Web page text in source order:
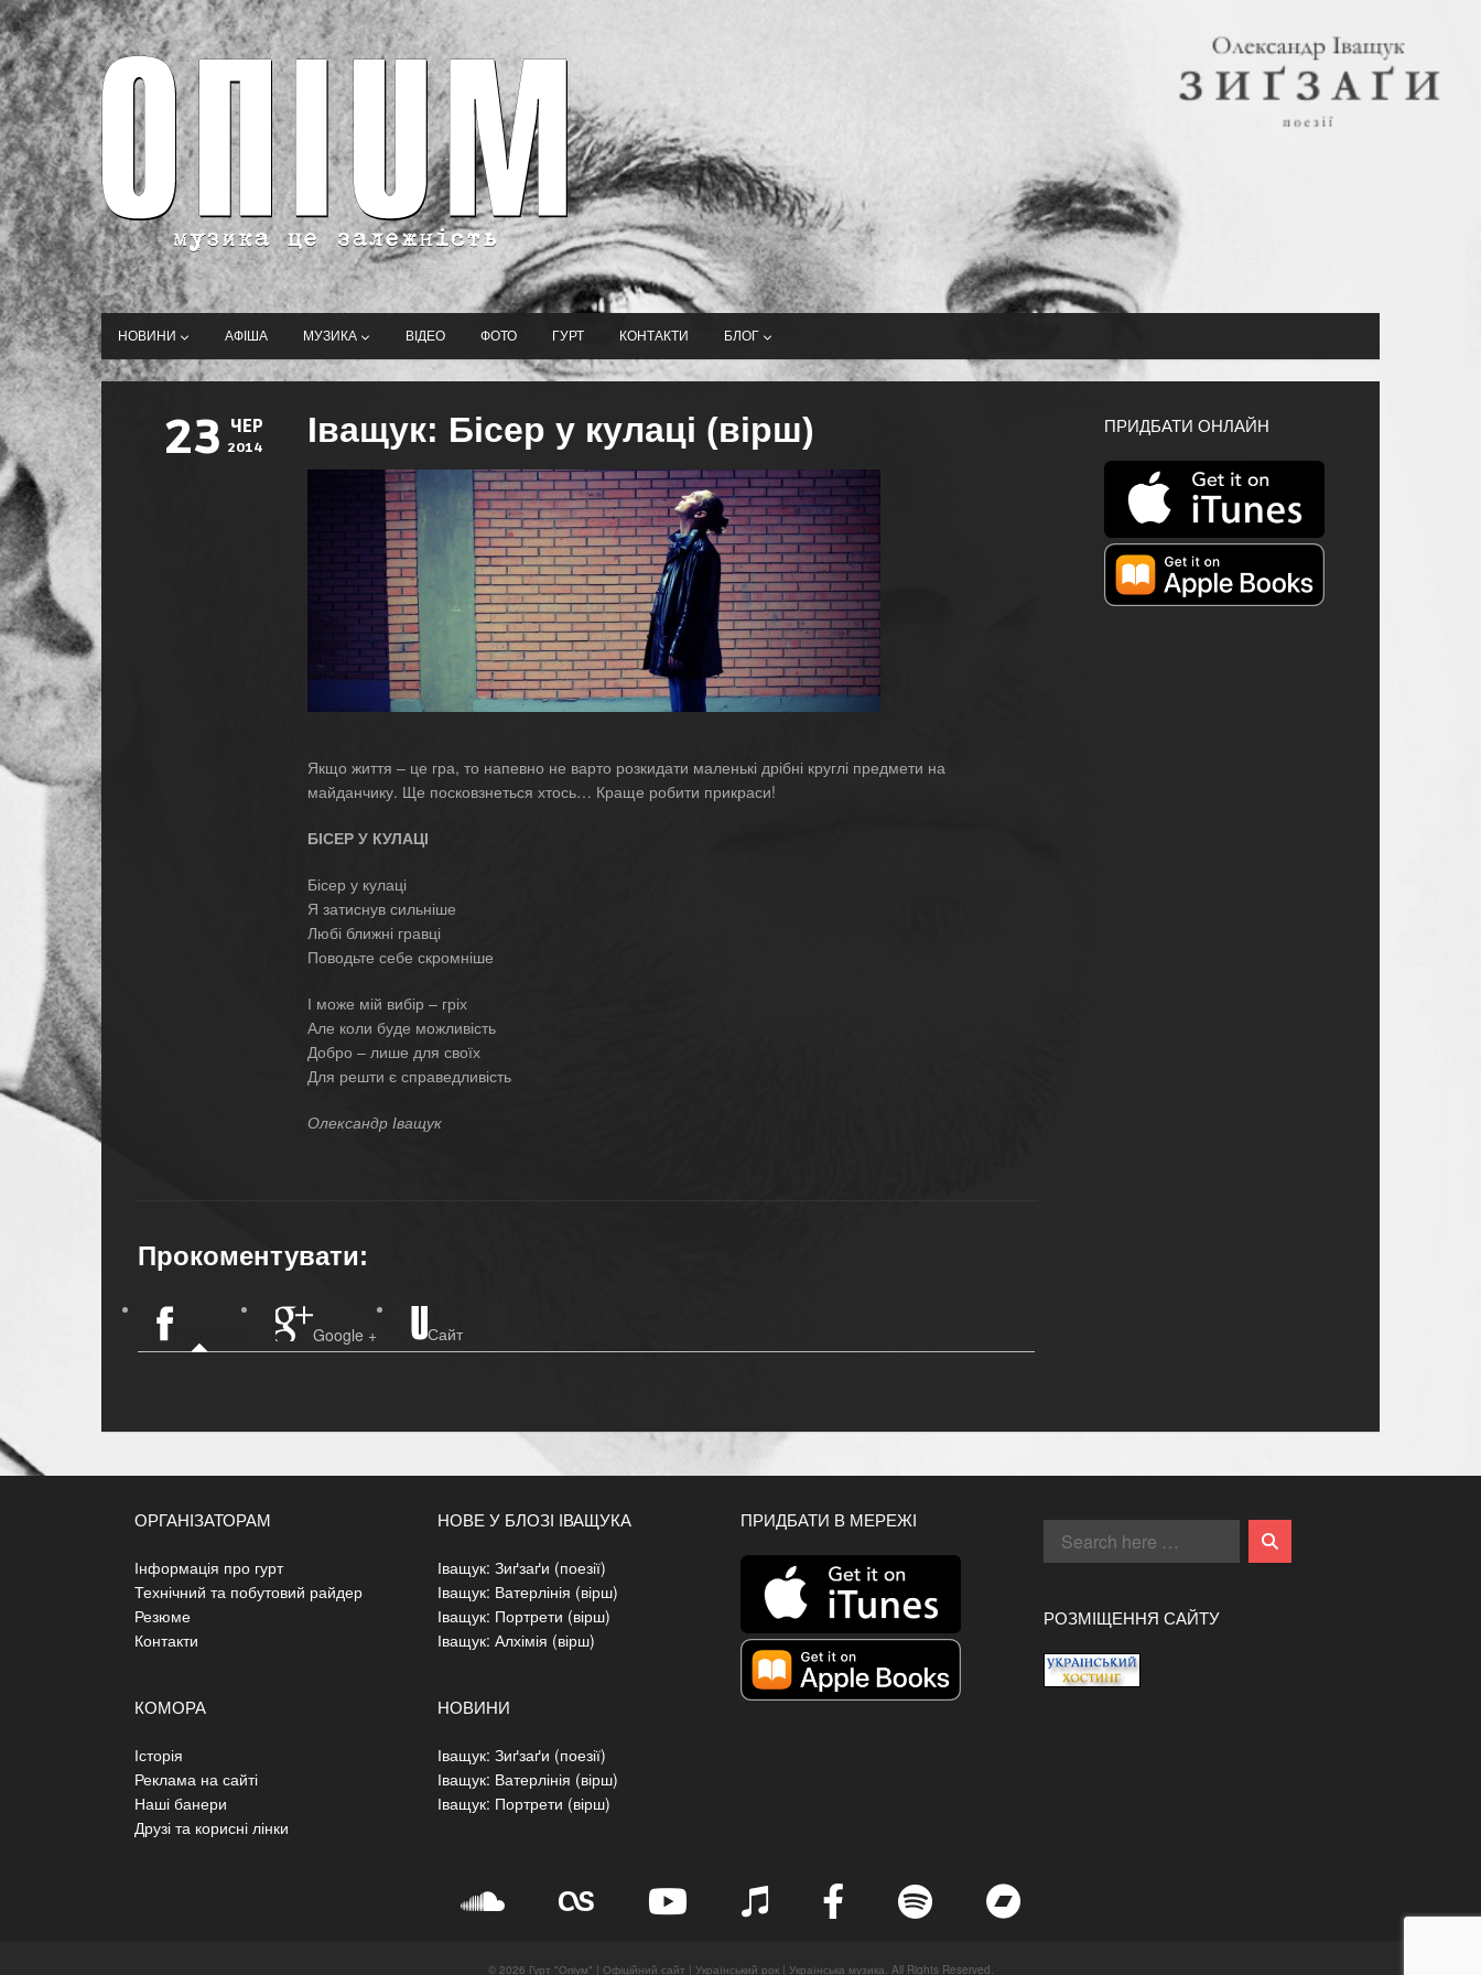
НОВИНИ АФІША МУЗИКА ВІДЕО ФОТО ГУРТ КОНТАКТИ БЛОГ
23 ЧЕР
2014 Іващук: Бісер у кулаці (вірш)
Якщо життя – це гра, то напевно не варто розкидати маленькі дрібні круглі предмети на
майданчику. Ще посковзнеться хтось… Краще робити прикраси!
БІСЕР У КУЛАЦІ
Бісер у кулаці
Я затиснув сильніше
Любі ближні гравці
Поводьте себе скромніше
І може мій вибір – гріх
Але коли буде можливість
Добро – лише для своїх
Для решти є справедливість
Олександр Іващук
Прокоментувати:
Google + Сайт
ПРИДБАТИ ОНЛАЙН
ОРГАНІЗАТОРАМ
Інформація про гурт
Технічний та побутовий райдер
Резюме
Контакти
КОМОРА
Історія
Реклама на сайті
Наші банери
Друзі та корисні лінки
НОВЕ У БЛОЗІ ІВАЩУКА
Іващук: Зиґзаґи (поезії)
Іващук: Ватерлінія (вірш)
Іващук: Портрети (вірш)
Іващук: Алхімія (вірш)
НОВИНИ
Іващук: Зиґзаґи (поезії)
Іващук: Ватерлінія (вірш)
Іващук: Портрети (вірш)
ПРИДБАТИ В МЕРЕЖІ
РОЗМІЩЕННЯ САЙТУ
© 2026 Гурт "Опіум" | Офіційний сайт | Український рок | Українська музика. All Rights Reserved.